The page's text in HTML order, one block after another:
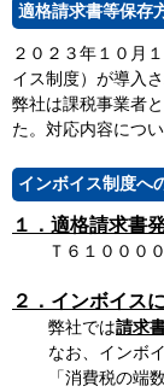
適格請求書等保存
２０２３年１０月
イス制度）が導入さ
弊社は課税事業者
た。対応内容につ
インボイス制度へ
１．適格請求書
Ｔ６１０００
２．インボイス
弊社では請求
なお、インボ
「消費税の端